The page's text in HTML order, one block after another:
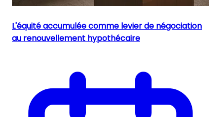
L'équité accumulée comme levier de négociation
au renouvellement hypothécaire